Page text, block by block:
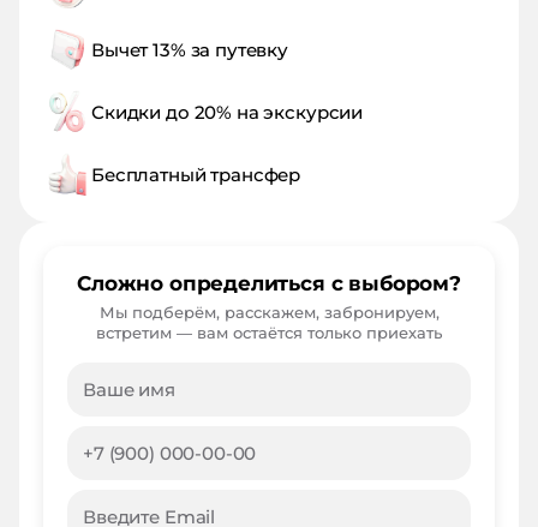
Вычет 13% за путевку
Скидки до 20% на экскурсии
Бесплатный трансфер
Сложно определиться с выбором?
Мы подберём, расскажем, забронируем,
встретим — вам остаётся только приехать